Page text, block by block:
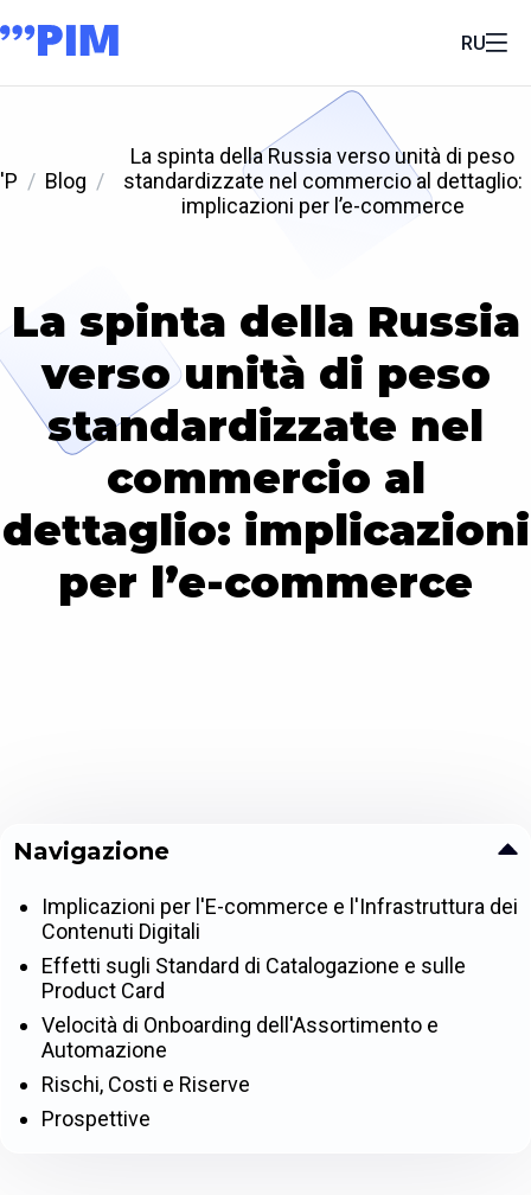
RU
'P Blog
La spinta della Russia verso unità di peso
standardizzate nel commercio al dettaglio:
implicazioni per l’e-commerce
La spinta della Russia
verso unità di peso
standardizzate nel
commercio al
dettaglio: implicazioni
per l’e-commerce
Navigazione
Implicazioni per l'E-commerce e l'Infrastruttura dei
Contenuti Digitali
Effetti sugli Standard di Catalogazione e sulle
Product Card
Velocità di Onboarding dell'Assortimento e
Automazione
Rischi, Costi e Riserve
Prospettive